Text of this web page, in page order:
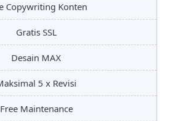
Copywriting Konten
Gratis SSL
Desain MAX
5 x Revisi
Free Maintenance